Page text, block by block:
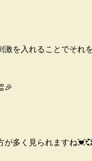
を入れることでそれ
が多く見られますね